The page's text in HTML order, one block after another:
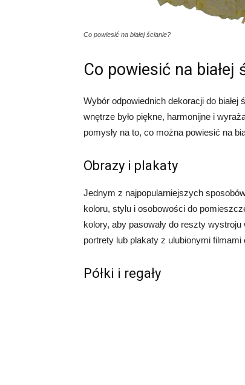
Co powiesić na białej ścianie?
Co powiesić na białej
Wybór odpowiednich dekoracji do
wnętrze było piękne, harmonijne i
pomysły na to, co można powiesić na
Obrazy i plakaty
Jednym z najpopularniejszych
koloru, stylu i osobowości do
kolory, aby pasowały do reszty
portrety lub plakaty z ulubionymi
Półki i regały